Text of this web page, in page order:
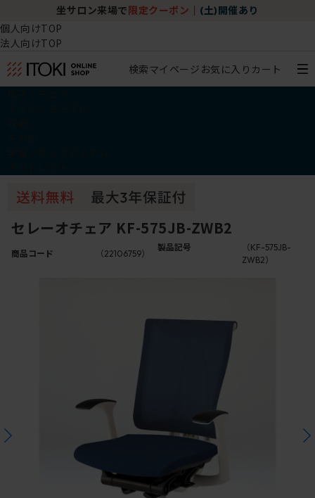
坐サロン来場で 限定クーポン (土)開催あり
個人向けTOP
法人向けTOP
検索マイページ お気に入り カート
セレーオチェア KF-575JB-ZWB2
商品コード （22106759）
製品記号
（KF-575JB-
ZWB2）